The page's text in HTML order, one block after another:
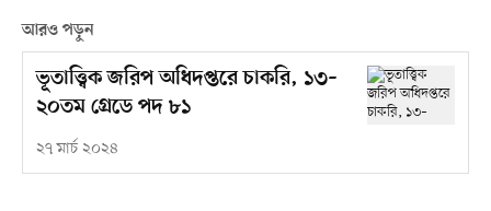
আরও পড়ুন
ভূতাত্ত্বিক জরিপ অধিদপ্তরে চাকরি, ১৩–
২০তম গ্রেডে পদ ৮১
২৭ মার্চ ২০২৪